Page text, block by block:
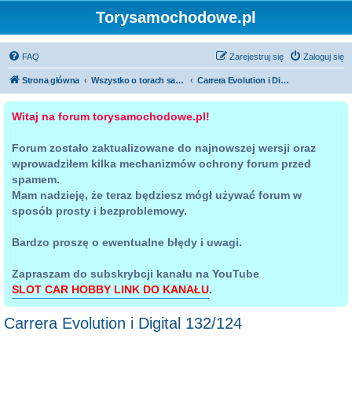
Torysamochodowe.pl
FAQ Zaloguj się
Zarejestruj się
Strona główna Wszystko o torach samochodowych Carrera Evolution i Digital 132/124
Witaj na forum torysamochodowe.pl!
Forum zostało zaktualizowane do najnowszej wersji oraz
wprowadziłem kilka mechanizmów ochrony forum przed
spamem.
Mam nadzieję, że teraz będziesz mógł używać forum w
sposób prosty i bezproblemowy.
Bardzo proszę o ewentualne błędy i uwagi.
Zapraszam do subskrybcji kanału na YouTube
SLOT CAR HOBBY LINK DO KANAŁU.
Carrera Evolution i Digital 132/124